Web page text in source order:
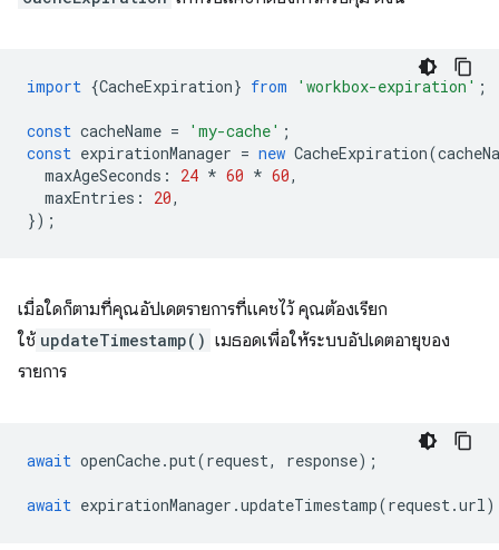
import {CacheExpiration} from 'workbox-expiration' ;
const cacheName = 'my-cache' ;
const expirationManager = new CacheExpiration(
maxAgeSeconds : 24 * 60 * 60,
maxEntries : 20,
});
เมื่อใดก็ตามที่คุณอัปเดตรายการที่แคชไว้ คุณต้องเรียก
ใช้ updateTimestamp() เมธอดเพื่อให้ระบบอัปเดตอายุของ
รายการ
await openCache.put(request, response);
await expirationManager .updateTimestamp(request.url